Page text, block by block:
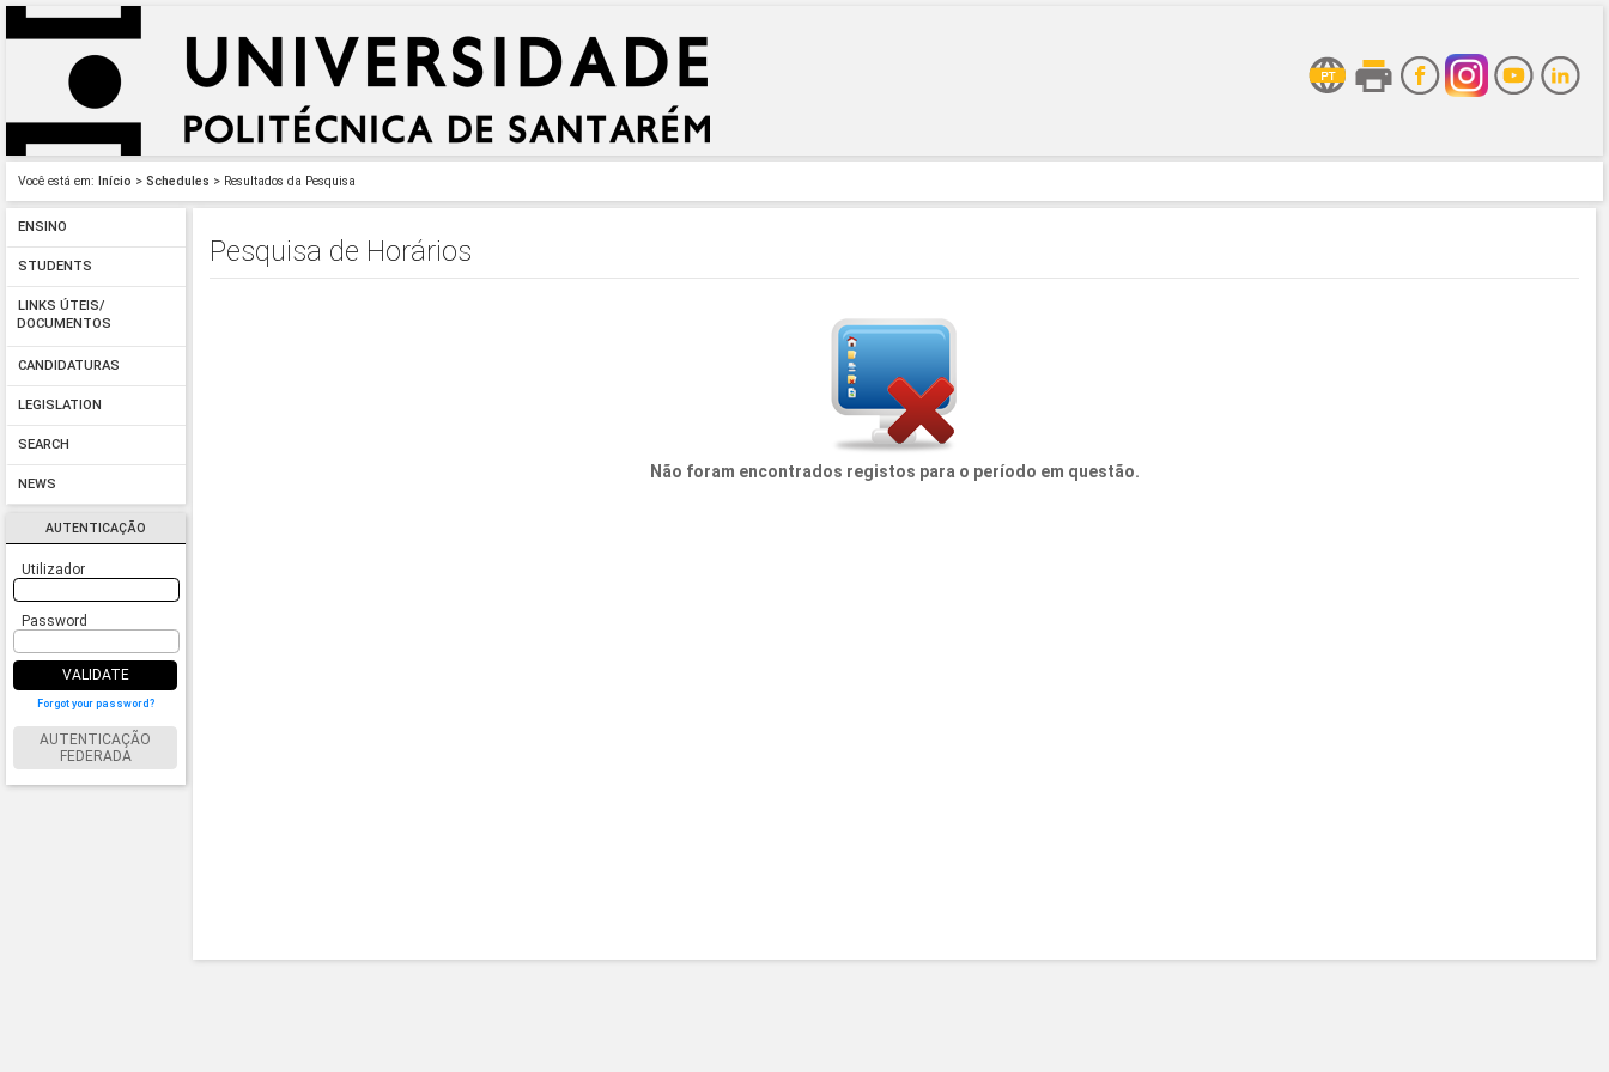
Você está em: Início > Schedules > Resultados da Pesquisa
ENSINO
STUDENTS
LINKS ÚTEIS/
DOCUMENTOS
CANDIDATURAS
LEGISLATION
SEARCH
NEWS
AUTENTICAÇÃO
Utilizador
Password
VALIDATE
Forgot your password?
AUTENTICAÇÃO
FEDERADA
Pesquisa de Horários
Não foram encontrados registos para o período em questão.